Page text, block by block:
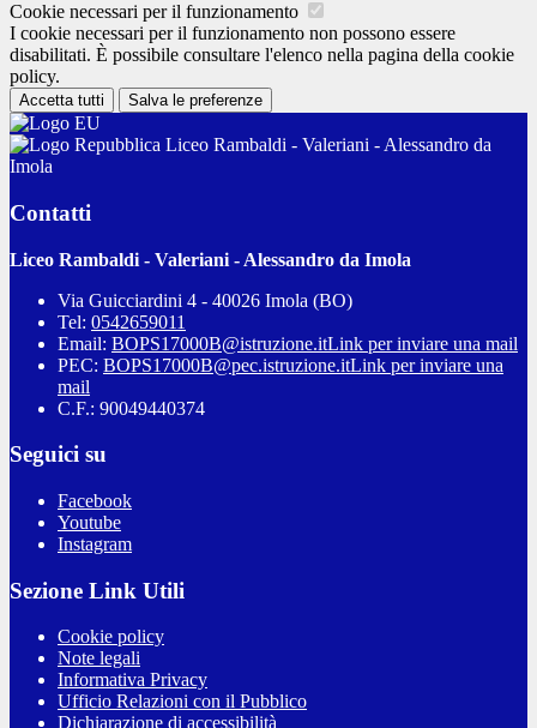
Cookie necessari per il funzionamento
I cookie necessari per il funzionamento non possono essere
disabilitati. È possibile consultare l'elenco nella pagina della cookie
policy.
Accetta tutti Salva le preferenze
Liceo Rambaldi - Valeriani - Alessandro da
Imola
Contatti
Liceo Rambaldi - Valeriani - Alessandro da Imola
Via Guicciardini 4 - 40026 Imola (BO)
Tel: 0542659011
Email: BOPS17000B@istruzione.itLink per inviare una mail
PEC: BOPS17000B@pec.istruzione.itLink per inviare una
mail
C.F.: 90049440374
Seguici su
Facebook
Youtube
Instagram
Sezione Link Utili
Cookie policy
Note legali
Informativa Privacy
Ufficio Relazioni con il Pubblico
Dichiarazione di accessibilità